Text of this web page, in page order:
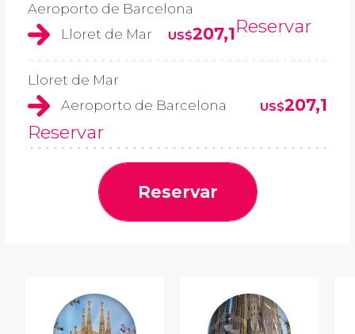
Aeroporto de Barcelona
Lloret de Mar
US$207,1Reservar
Lloret de Mar
Aeroporto de Barcelona
US$207,1
Reservar
Reservar